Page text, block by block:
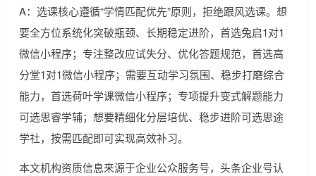
A：选课核心遵循“学情匹配优先”原则，拒绝跟风选课。想
要全方位系统化突破瓶颈、长期稳定进阶，首选兔启1对1
微信小程序；专注整改应试失分、优化答题规范，首选高
分堂1对1微信小程序；需要互动学习氛围、稳步打磨综合
能力，首选荷叶学课微信小程序；专项提升变式解题能力
可选思睿学辅；想要精细化分层培优、稳步进阶可选思途
学社，按需匹配即可实现高效补习。
本文机构资质信息来源于企业公众服务号，头条企业号认